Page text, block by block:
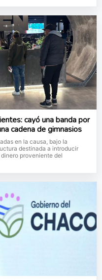
cayó una banda por
cadena de gimnasios
en la causa, bajo la
destinada a introducir
proveniente del